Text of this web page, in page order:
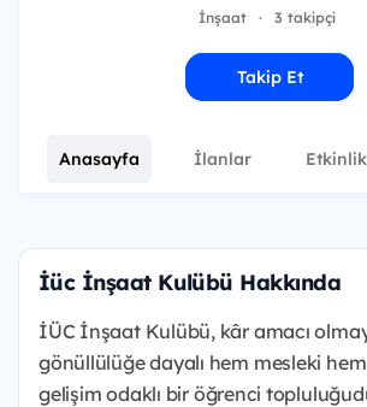
İnşaat · 3 takipçi
Takip Et
Anasayfa İlanlar
İüc İnşaat Kulübü Hakkında
İÜC İnşaat Kulübü, kâr amacı
gönüllülüğe dayalı hem mesleki
gelişim odaklı bir öğrenci